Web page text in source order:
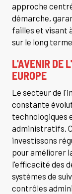
approche
démarche,
failles et visant
sur le long terme.
L'AVENIR DE
EUROPE
Le secteur de
constante
technologiques
administratifs.
investissons
pour améliorer
l'efficacité des
systèmes de
contrôles